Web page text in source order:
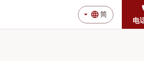
arrow_drop_down language简
电